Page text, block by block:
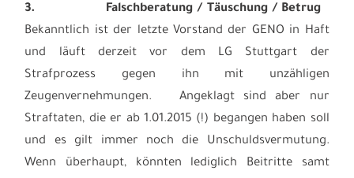
3. Falschberatung / Täuschung / Betrug
Bekanntlich ist der letzte Vorstand der GENO in Haft
und läuft derzeit vor dem LG Stuttgart der
Strafprozess gegen ihn mit unzähligen
Zeugenvernehmungen. Angeklagt sind aber nur
Straftaten, die er ab 1.01.2015 (!) begangen haben soll
und es gilt immer noch die Unschuldsvermutung.
Wenn überhaupt, könnten lediglich Beitritte samt